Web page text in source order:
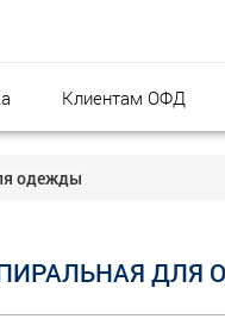
Клиентам ОФД
одежды
ДЛЯ